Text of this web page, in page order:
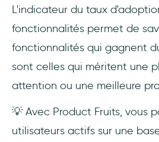
L'indicateur du taux
fonctionnalités permet de
fonctionnalités qui gagnent
sont celles qui méritent une
attention ou une meilleure
💡 Avec Product Fruits, vous
utilisateurs actifs sur une